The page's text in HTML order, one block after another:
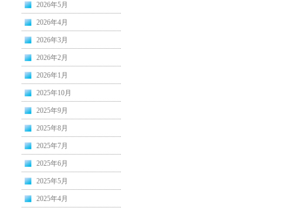
2026年5月
2026年4月
2026年3月
2026年2月
2026年1月
2025年10月
2025年9月
2025年8月
2025年7月
2025年6月
2025年5月
2025年4月